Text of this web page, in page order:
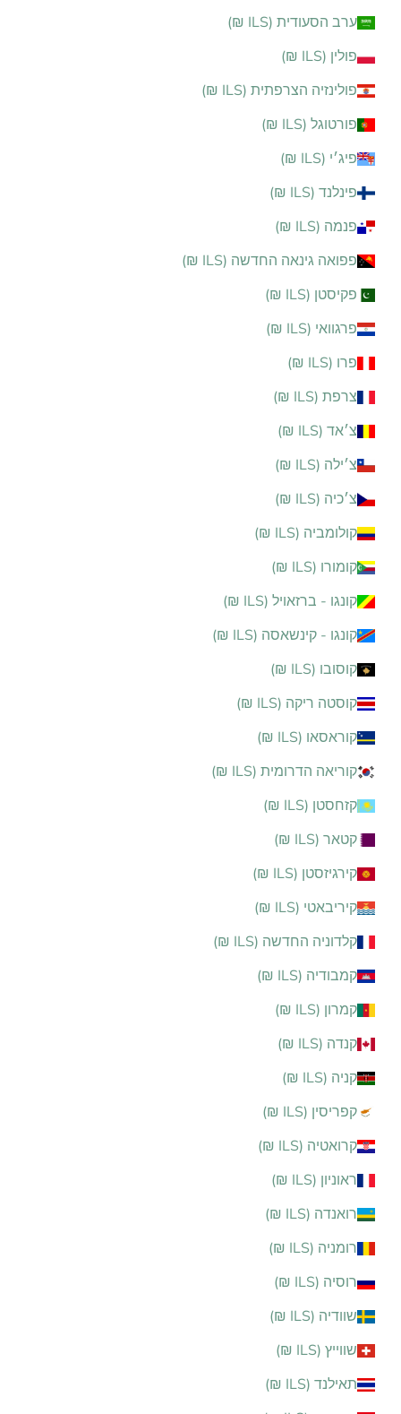
ערב הסעודית (ILS ₪)
פולין (ILS ₪)
פולינזיה הצרפתית (ILS ₪)
פורטוגל (ILS ₪)
פיג׳י (ILS ₪)
פינלנד (ILS ₪)
פנמה (ILS ₪)
פפואה גינאה החדשה (ILS ₪)
פקיסטן (ILS ₪)
פרגוואי (ILS ₪)
פרו (ILS ₪)
צרפת (ILS ₪)
צ׳אד (ILS ₪)
צ׳ילה (ILS ₪)
צ׳כיה (ILS ₪)
קולומביה (ILS ₪)
קומורו (ILS ₪)
קונגו - ברזאויל (ILS ₪)
קונגו - קינשאסה (ILS ₪)
קוסובו (ILS ₪)
קוסטה ריקה (ILS ₪)
קוראסאו (ILS ₪)
קוריאה הדרומית (ILS ₪)
קזחסטן (ILS ₪)
קטאר (ILS ₪)
קירגיזסטן (ILS ₪)
קיריבאטי (ILS ₪)
קלדוניה החדשה (ILS ₪)
קמבודיה (ILS ₪)
קמרון (ILS ₪)
קנדה (ILS ₪)
קניה (ILS ₪)
קפריסין (ILS ₪)
קרואטיה (ILS ₪)
ראוניון (ILS ₪)
רואנדה (ILS ₪)
רומניה (ILS ₪)
רוסיה (ILS ₪)
שוודיה (ILS ₪)
שווייץ (ILS ₪)
תאילנד (ILS ₪)